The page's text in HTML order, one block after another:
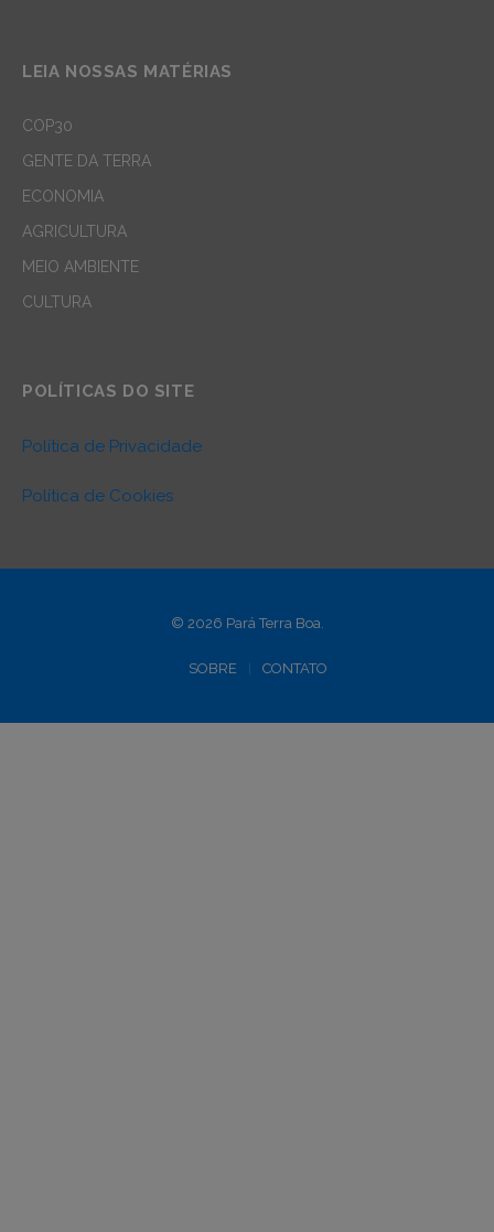
LEIA NOSSAS MATÉRIAS
COP30
GENTE DA TERRA
ECONOMIA
AGRICULTURA
MEIO AMBIENTE
CULTURA
POLÍTICAS DO SITE
Política de Privacidade
Política de Cookies
© 2026 Pará Terra Boa.
SOBRE CONTATO